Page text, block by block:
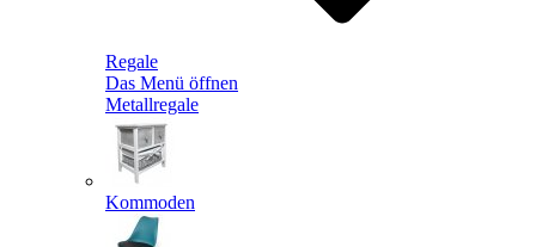
Regale
Das Menü öffnen
Metallregale
Kommoden